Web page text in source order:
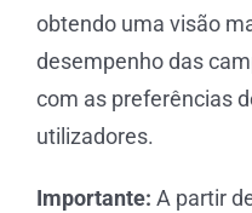
obtendo uma visão
desempenho das
com as preferências
utilizadores.
Importante: A partir